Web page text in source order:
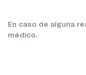
En caso de alguna
médico.